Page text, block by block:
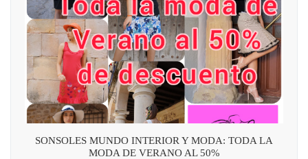
SONSOLES MUNDO INTERIOR Y MODA: TODA LA
MODA DE VERANO AL 50%